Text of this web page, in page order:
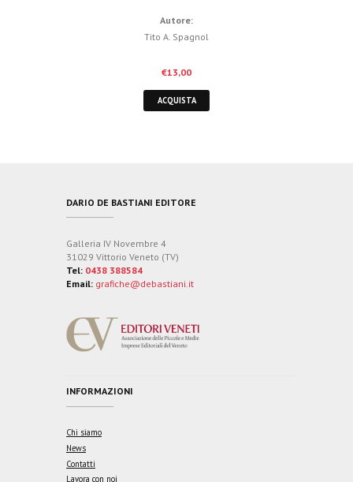
Autore:
Tito A. Spagnol
€13,00
ACQUISTA
DARIO DE BASTIANI EDITORE
Galleria IV Novembre 4
31029 Vittorio Veneto (TV)
Tel: 0438 388584
Email: grafiche@debastiani.it
INFORMAZIONI
Chi siamo
News
Contatti
Lavora con noi